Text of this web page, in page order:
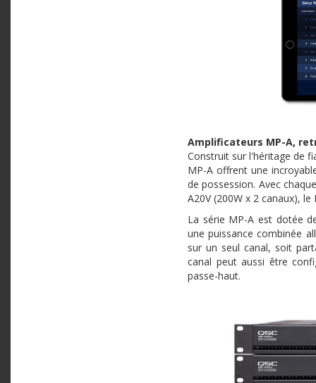
Amplificateurs MP-A,
Construit sur l'héritage de
MP-A offrent une
de possession. Avec
A20V (200W x 2 canaux),
La série MP-A est dotée
une puissance combinée
sur un seul canal, soit
canal peut aussi être
passe-haut.